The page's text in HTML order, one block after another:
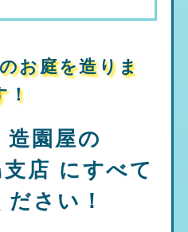
お庭を造りま
！
造園屋の
店 にすべて
さい！